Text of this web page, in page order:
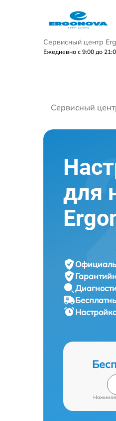
Сервисный центр
Ежедневно с 9:00 до
Сервисный
для
Нажимая